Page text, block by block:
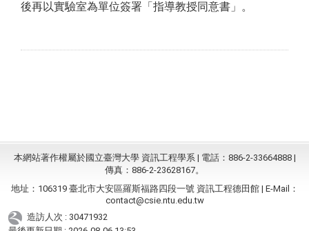
後再以實驗室為單位簽署「指導教授同意書」。
本網站著作權屬於國立臺灣大學 資訊工程學系 | 電話：886-2-33664888 |
傳真：886-2-23628167。
地址：106319 臺北市大安區羅斯福路四段一號 資訊工程德田館 | E-Mail：
contact@csie.ntu.edu.tw
造訪人次 : 30471932